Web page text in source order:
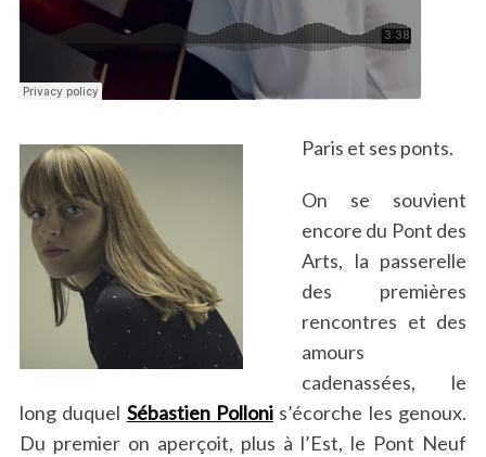
Paris et ses ponts.
On se souvient
encore du Pont des
Arts, la passerelle
des premières
rencontres et des
amours
cadenassées, le
long duquel Sébastien Polloni s’écorche les genoux.
Du premier on aperçoit, plus à l’Est, le Pont Neuf